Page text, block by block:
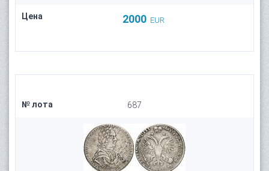
Цена 2000 EUR
№ лота 687